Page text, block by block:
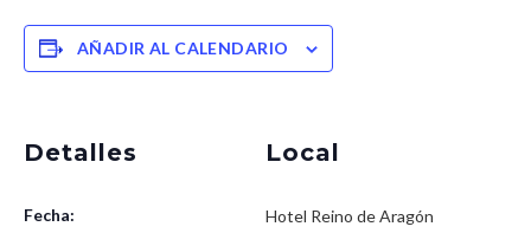
AÑADIR AL CALENDARIO
Detalles
Fecha:
Local
Hotel Reino de Aragón